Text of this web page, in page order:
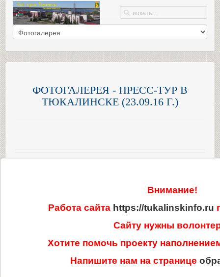
ФОТОГАЛЕРЕЯ - ПРЕСС-ТУР В
ТЮКАЛИНСКЕ (23.09.16 Г.)
Внимание!
Работа сайта https://tukalinskinfo.ru
Сайту нужны
Хотите помочь проекту
Напишите нам на странице